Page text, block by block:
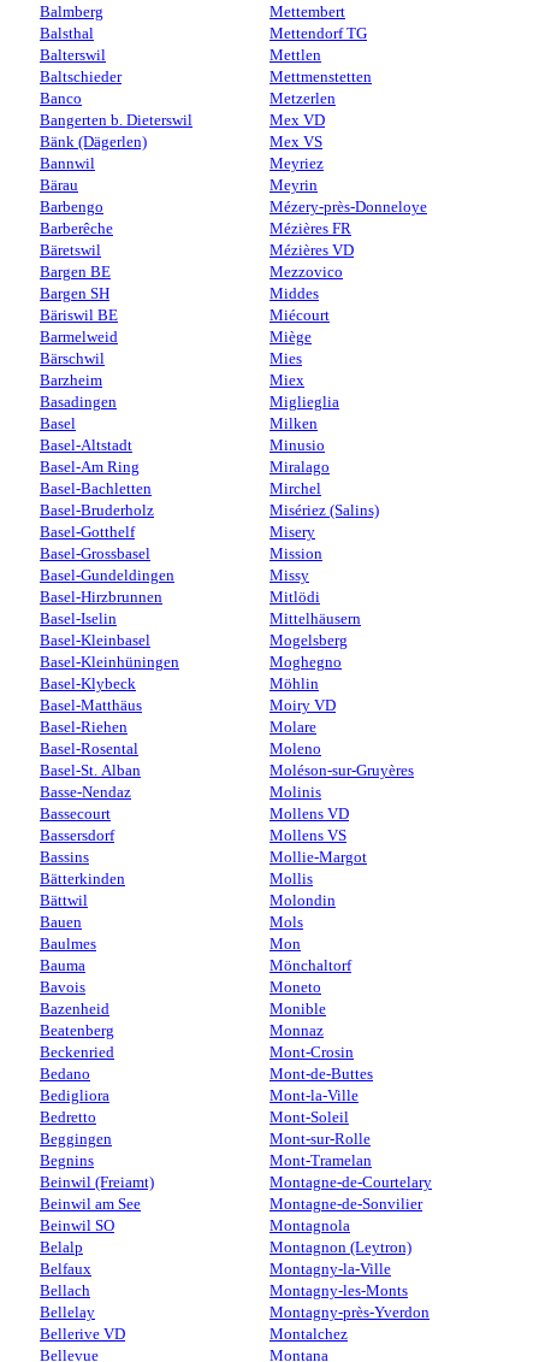
Balmberg
Balsthal
Balterswil
Baltschieder
Banco
Bangerten b. Dieterswil
Bänk (Dägerlen)
Bannwil
Bärau
Barbengo
Barberêche
Bäretswil
Bargen BE
Bargen SH
Bäriswil BE
Barmelweid
Bärschwil
Barzheim
Basadingen
Basel
Basel-Altstadt
Basel-Am Ring
Basel-Bachletten
Basel-Bruderholz
Basel-Gotthelf
Basel-Grossbasel
Basel-Gundeldingen
Basel-Hirzbrunnen
Basel-Iselin
Basel-Kleinbasel
Basel-Kleinhüningen
Basel-Klybeck
Basel-Matthäus
Basel-Riehen
Basel-Rosental
Basel-St. Alban
Basse-Nendaz
Bassecourt
Bassersdorf
Bassins
Bätterkinden
Bättwil
Bauen
Baulmes
Bauma
Bavois
Bazenheid
Beatenberg
Beckenried
Bedano
Bedigliora
Bedretto
Beggingen
Begnins
Beinwil (Freiamt)
Beinwil am See
Beinwil SO
Belalp
Belfaux
Bellach
Bellelay
Bellerive VD
Bellevue
Mettembert
Mettendorf TG
Mettlen
Mettmenstetten
Metzerlen
Mex VD
Mex VS
Meyriez
Meyrin
Mézery-près-Donneloye
Mézières FR
Mézières VD
Mezzovico
Middes
Miécourt
Miège
Mies
Miex
Miglieglia
Milken
Minusio
Miralago
Mirchel
Misériez (Salins)
Misery
Mission
Missy
Mitlödi
Mittelhäusern
Mogelsberg
Moghegno
Möhlin
Moiry VD
Molare
Moleno
Moléson-sur-Gruyères
Molinis
Mollens VD
Mollens VS
Mollie-Margot
Mollis
Molondin
Mols
Mon
Mönchaltorf
Moneto
Monible
Monnaz
Mont-Crosin
Mont-de-Buttes
Mont-la-Ville
Mont-Soleil
Mont-sur-Rolle
Mont-Tramelan
Montagne-de-Courtelary
Montagne-de-Sonvilier
Montagnola
Montagnon (Leytron)
Montagny-la-Ville
Montagny-les-Monts
Montagny-près-Yverdon
Montalchez
Montana